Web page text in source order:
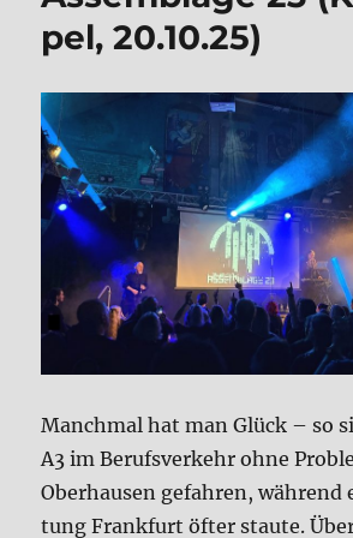
pel, 20.10.25)
Manch­mal hat man Glück – so
A3 im Berufs­ver­kehr ohne
Ober­hau­sen gefah­ren, wäh­rend
tung Frank­furt öfter stau­te.